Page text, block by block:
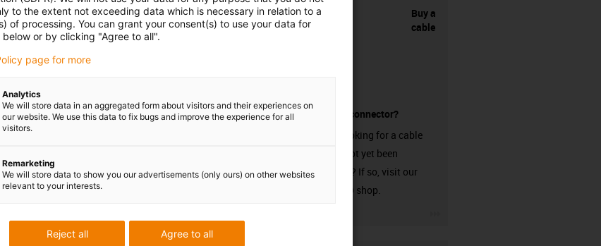
Buy a
cable
without a connector?
Are you looking for a cable
that has not yet been
harnessed? If so, visit our
chainflex® shop.
to the extent not exceeding data which is necessary in relation to a
of processing. You can grant your consent(s) to use your data for
or by clicking "Agree to all".
page for more
Analytics
We will store data in an aggregated form about visitors and their experiences on
our website. We use this data to fix bugs and improve the experience for all
visitors.
Remarketing
We will store data to show you our advertisements (only ours) on other websites
relevant to your interests.
Agree to all
Reject all